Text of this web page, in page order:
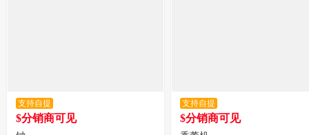
支持自提
$分销商可见
支持自提
$分销商可见